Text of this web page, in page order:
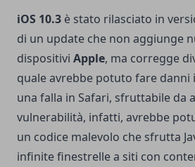
iOS 10.3 è stato rilasciato in
di un update che non aggiunge
dispositivi Apple, ma corregge
quale avrebbe potuto fare
una falla in Safari, sfruttabile da
vulnerabilità, infatti, avrebbe
un codice malevolo che sfrutta
infinite finestrelle a siti con